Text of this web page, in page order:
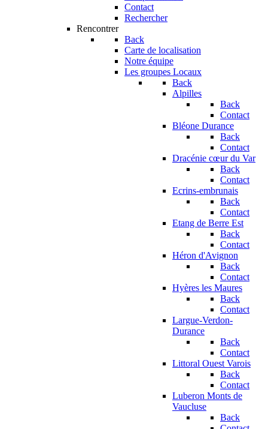
Contact
Rechercher
Rencontrer
Back
Carte de localisation
Notre équipe
Les groupes Locaux
Back
Alpilles
Back
Contact
Bléone Durance
Back
Contact
Dracénie cœur du Var
Back
Contact
Ecrins-embrunais
Back
Contact
Etang de Berre Est
Back
Contact
Héron d'Avignon
Back
Contact
Hyères les Maures
Back
Contact
Largue-Verdon-
Durance
Back
Contact
Littoral Ouest Varois
Back
Contact
Luberon Monts de
Vaucluse
Back